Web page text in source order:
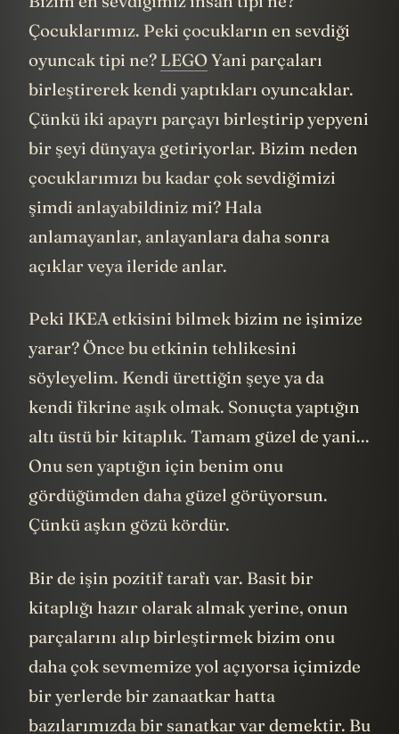
Çocuklarımız. Peki çocukların en sevdiği
oyuncak tipi ne? LEGOYani parçaları
birleştirerek kendi yaptıkları oyuncaklar.
Çünkü iki apayrı parçayı birleştirip yepyeni
bir şeyi dünyaya getiriyorlar. Bizim neden
çocuklarımızı bu kadar çok sevdiğimizi
şimdi anlayabildiniz mi? Hala
anlamayanlar, anlayanlara daha sonra
açıklar veya ileride anlar.
Peki IKEA etkisini bilmek bizim ne işimize
yarar? Önce bu etkinin tehlikesini
söyleyelim. Kendi ürettiğin şeye ya da
kendi fikrine aşık olmak. Sonuçta yaptığın
altı üstü bir kitaplık. Tamam güzel de yani...
Onu sen yaptığın için benim onu
gördüğümden daha güzel görüyorsun.
Çünkü aşkın gözü kördür.
Bir de işin pozitif tarafı var. Basit bir
kitaplığı hazır olarak almak yerine, onun
parçalarını alıp birleştirmek bizim onu
daha çok sevmemize yol açıyorsa içimizde
bir yerlerde bir zanaatkar hatta
bazılarımızda bir sanatkar var demektir. Bu